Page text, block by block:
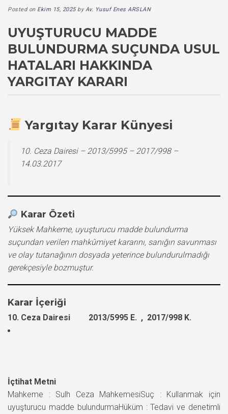
Posted on Ekim 15, 2025byAv. Yusuf Enes ARSLAN
UYUŞTURUCU MADDE
BULUNDURMA SUÇUNDA USUL
HATALARI HAKKINDA
YARGITAY KARARI
Yargıtay Karar Künyesi
10. Ceza Dairesi – 2013/5995 – 2017/998 –
14.03.2017
Karar Özeti
Yüksek Mahkeme, uyuşturucu madde bulundurma
suçundan verilen mahkûmiyet kararını, sanığın savunması
ve olay tutanağının dosyada yeterince bulundurulmadığı
gerekçesiyle bozmuştur.
Karar İçeriği
10. Ceza Dairesi 2013/5995 E. , 2017/998 K.
İçtihat Metni
Mahkeme : Sulh Ceza MahkemesiSuç : Kullanmak için
uyuşturucu madde bulundurmaHüküm : Tedavi ve denetimli